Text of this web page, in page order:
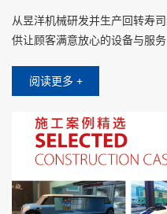
从昱洋机械研发并生产回转寿
供让顾客满意放心的设备与服务
阅读更多 +